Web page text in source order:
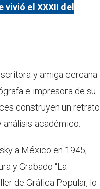
vivió el XXXII del
y amiga cercana
e impresora de su
construyen un retrato
académico.
a México en 1945,
y Grabado “La
de Gráfica Popular, lo